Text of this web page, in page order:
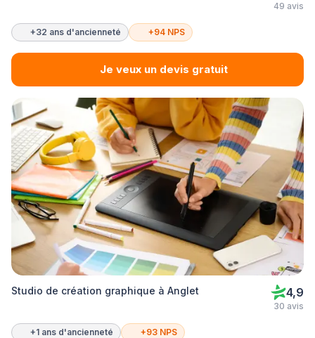
49 avis
+32 ans d'ancienneté +94 NPS
Je veux un devis gratuit
Studio de création graphique à Anglet 4,9
30 avis
+1 ans d'ancienneté +93 NPS